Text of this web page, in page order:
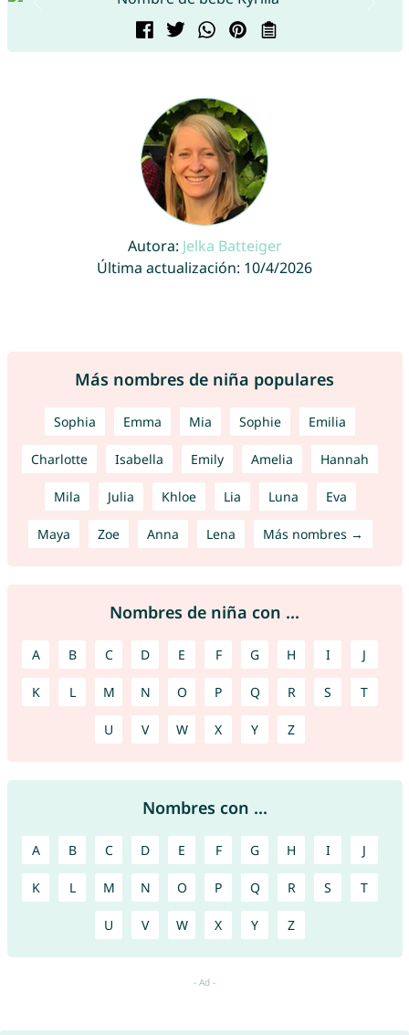
Autora: Jelka Batteiger
Última actualización: 10/4/2026
Más nombres de niña populares
Sophia Emma Mia Sophie Emilia
Charlotte Isabella Emily Amelia Hannah
Mila Julia Khloe Lia Luna Eva
Maya Zoe Anna Lena Más nombres →
Nombres de niña con ...
A B C D E F G H I J
K L M N O P Q R S T
U V W X Y Z
Nombres con ...
A B C D E F G H I J
K L M N O P Q R S T
U V W X Y Z